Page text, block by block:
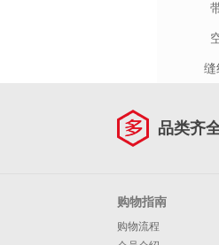
缝
品类齐
购物指南
购物流程